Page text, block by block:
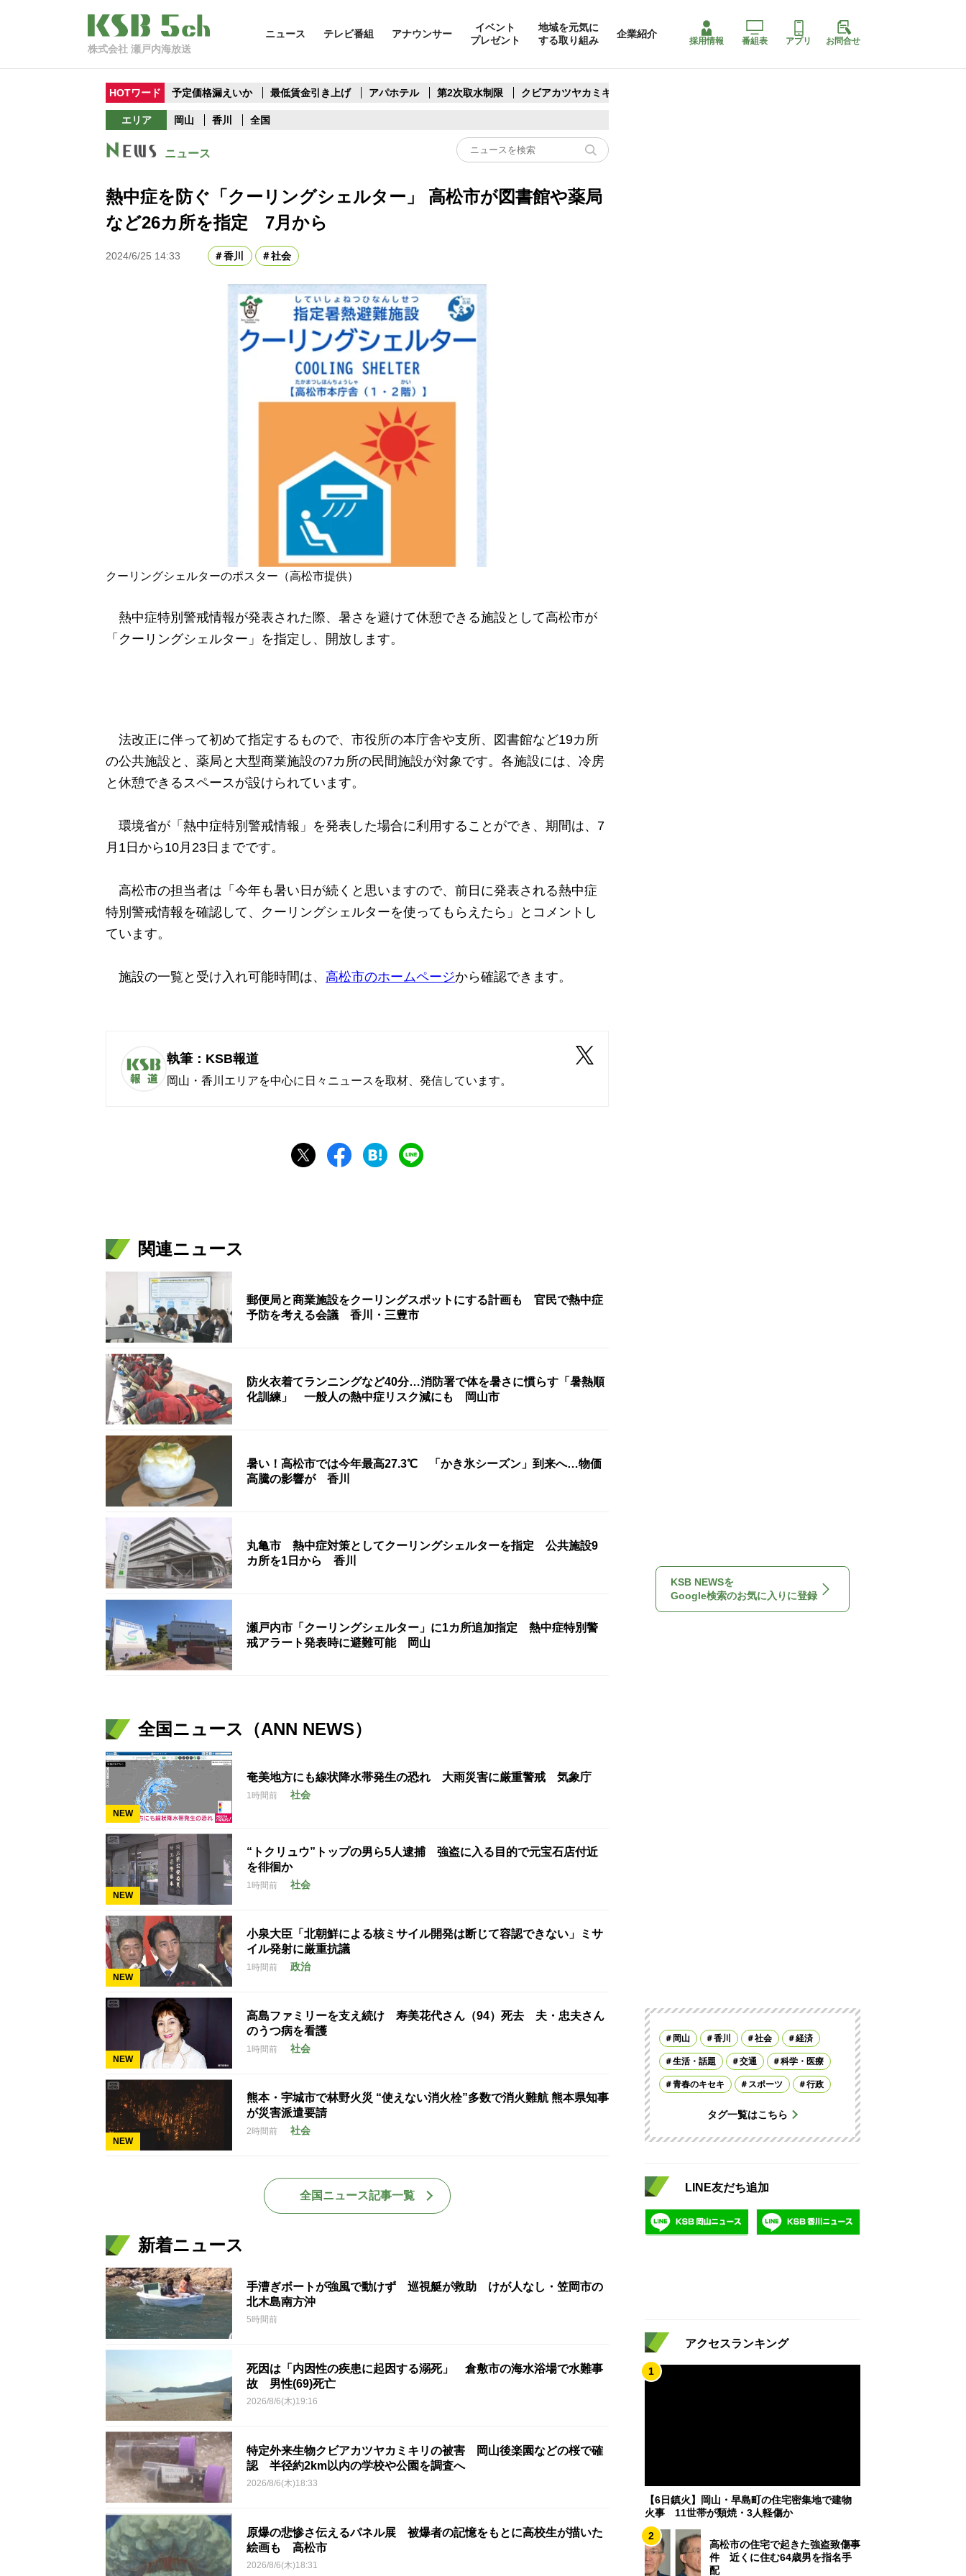
株式会社 瀬戸内海放送
ニュース テレビ番組 アナウンサー
イベント
プレゼント
地域を元気に
する取り組み
企業紹介
採用情報 番組表 アプリ お問合せ
HOTワード 予定価格漏えいか 最低賃金引き上げ アパホテル 第2次取水制限 クビアカツヤカミキリ
エリア 岡山 香川 全国
ニュース
熱中症を防ぐ「クーリングシェルター」 高松市が図書館や薬局
など26カ所を指定 7月から
2024/6/25 14:33 香川 社会
クーリングシェルターのポスター（高松市提供）
熱中症特別警戒情報が発表された際、暑さを避けて休憩できる施設として高松市が
「クーリングシェルター」を指定し、開放します。
法改正に伴って初めて指定するもので、 市役所の本庁舎や支所、図書館など19カ所
の公共施設と、薬局と大型商業施設の7カ所の民間施設が対象です。各施設には、冷房
と休憩できるスペースが設けられています。
環境省が「熱中症特別警戒情報」を発表した場合に利用することができ、期間は、7
月1日から10月23日までです。
高松市の担当者は「今年も暑い日が続くと思いますので、前日に発表される熱中症
特別警戒情報を確認して、クーリングシェルターを使ってもらえたら」とコメントし
ています。
施設の一覧と受け入れ可能時間は、 高松市のホームページから確認できます。
執筆：KSB報道
岡山・香川エリアを中心に日々ニュースを取材、発信しています。
関連ニュース
郵便局と商業施設をクーリングスポットにする計画も 官民で熱中症
予防を考える会議 香川・三豊市
防火衣着てランニングなど40分…消防署で体を暑さに慣らす「暑熱順
化訓練」 一般人の熱中症リスク減にも 岡山市
暑い！高松市では今年最高27.3℃ 「かき氷シーズン」到来へ…物価
高騰の影響が 香川
丸亀市 熱中症対策としてクーリングシェルターを指定 公共施設9
カ所を1日から 香川
瀬戸内市「クーリングシェルター」に1カ所追加指定 熱中症特別警
戒アラート発表時に避難可能 岡山
全国ニュース（ANN NEWS）
NEW
奄美地方にも線状降水帯発生の恐れ 大雨災害に厳重警戒 気象庁
1時間前 社会
NEW
“トクリュウ”トップの男ら5人逮捕 強盗に入る目的で元宝石店付近
を徘徊か
1時間前 社会
NEW
小泉大臣「北朝鮮による核ミサイル開発は断じて容認できない」ミサ
イル発射に厳重抗議
1時間前 政治
NEW
高島ファミリーを支え続け 寿美花代さん（94）死去 夫・忠夫さん
のうつ病を看護
1時間前 社会
NEW
熊本・宇城市で林野火災 “使えない消火栓”多数で消火難航 熊本県知事
が災害派遣要請
2時間前 社会
全国ニュース記事一覧
新着ニュース
手漕ぎボートが強風で動けず 巡視艇が救助 けが人なし・笠岡市の
北木島南方沖
5時間前
死因は「内因性の疾患に起因する溺死」 倉敷市の海水浴場で水難事
故 男性(69)死亡
2026/8/6(木)19:16
特定外来生物クビアカツヤカミキリの被害 岡山後楽園などの桜で確
認 半径約2km以内の学校や公園を調査へ
2026/8/6(木)18:33
原爆の悲惨さ伝えるパネル展 被爆者の記憶をもとに高校生が描いた
絵画も 高松市
2026/8/6(木)18:31
KSB NEWSを
Google検索のお気に入りに登録
岡山 香川 社会 経済
生活・話題 交通 科学・医療
青春のキセキ スポーツ 行政
タグ一覧はこちら
LINE友だち追加
アクセスランキング
1
【6日鎮火】岡山・早島町の住宅密集地で建物
火事 11世帯が類焼・3人軽傷か
2
高松市の住宅で起きた強盗致傷事
件 近くに住む64歳男を指名手
配